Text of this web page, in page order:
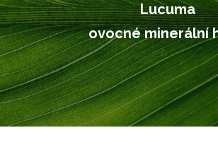
Lucuma
ovocné minerální